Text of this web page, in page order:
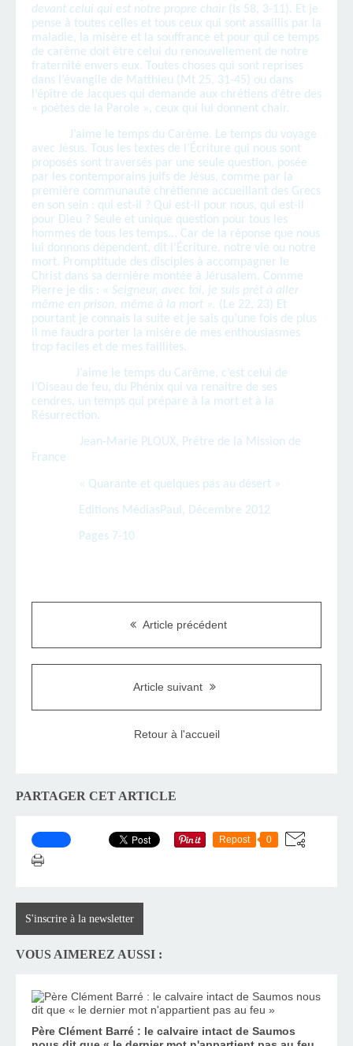
devant celui qui est notre propre chair (Is 58, 3-11). Et je
pense à toutes celles et tous ceux qui sont assaillis par la
maladie, la misère et la souffrance et pour qui ce temps
de carême doit être celui du renouvellement de notre
fraternité envers eux. Toutes choses qui sont reprises
dans l’évangile de Matthieu (Mt 25, 31-45) ou dans
l’épître de Jacques qui demande aux chrétiens d’être des
« poètes de la Parole », ceux qui lui donnent chair.
J’aime le temps du Carême. Le temps du voyage
avec Jésus. Tous les textes de l’Écriture qui nous sont
proposés sont traversés par une seule question, posée
par les contemporains juifs de Jésus, comme par la
première communauté chrétienne accueillant des Grecs
en son sein : qui est-il ? Qui est-il pour nous, qui est-il
pour Dieu ? Seule et unique question pour tous les
hommes de tous les temps... Car de la réponse que nous
lui donnons dépendent, dit l’Écriture, notre vie ou notre
mort. Promptitude des disciples à accompagner le
Christ dans sa dernière montée à Jérusalem. Comme
Pierre je dis : « Seigneur, avec toi, je suis prêt à aller
même en prison, même à la mort ». (Le 22, 23) Et
pourtant je connais la suite et je sais qu’une fois de plus
il me faudra porter la misère de mes enthousiasmes
trop faciles et de mes faillites.
J’aime le temps du Carême, c’est celui de
l’Oiseau de feu, du Phénix qui va renaître de ses
cendres, un temps qui prépare à la mort et à la
Résurrection.
Jean-Marie PLOUX, Prêtre de la Mission de
France
« Quarante et quelques pas au désert »
Editions MédiasPaul, Décembre 2012
Pages 7-10
Article précédent
Article suivant
Retour à l'accueil
PARTAGER CET ARTICLE
Repost 0
S'inscrire à la newsletter
VOUS AIMEREZ AUSSI :
Père Clément Barré : le calvaire intact de Saumos